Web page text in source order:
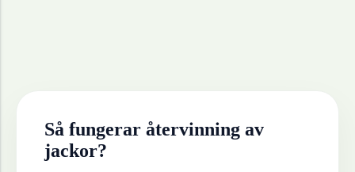
Så fungerar återvinning av
jackor?